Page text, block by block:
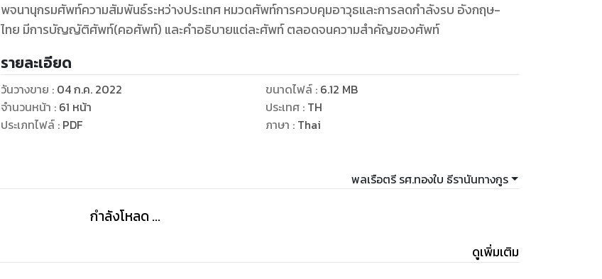
พจนานุกรมศัพท์ความสัมพันธ์ระหว่างประเทศ หมวดศัพท์การควบคุมอาวุธและการลดกำลังรบ อังกฤษ-
ไทย มีการบัญญัติศัพท์(คอศัพท์) และคำอธิบายแต่ละศัพท์ ตลอดจนความสำคัญของศัพท์
รายละเอียด
วันวางขาย : 04 ก.ค. 2022
จำนวนหน้า : 61 หน้า
ประเภทไฟล์: PDF
ขนาดไฟล์: 6.12 MB
ประเทศ : TH
ภาษา : Thai
พลเรือตรี รศ.ทองใบ ธีรานันทางกูร
กำลังโหลด ...
ดูเพิ่มเติม